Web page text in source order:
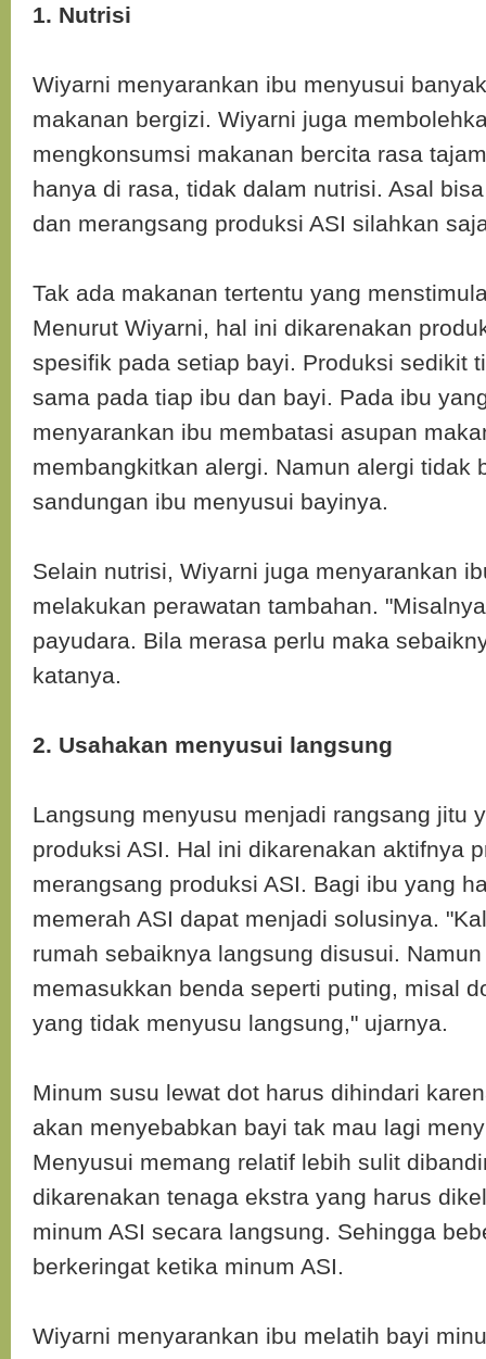
1. Nutrisi
Wiyarni menyarankan ibu menyusui
makanan bergizi. Wiyarni juga
mengkonsumsi makanan bercita rasa
hanya di rasa, tidak dalam nutrisi. Asal
dan merangsang produksi ASI silahkan
Tak ada makanan tertentu yang
Menurut Wiyarni, hal ini dikarenakan
spesifik pada setiap bayi. Produksi sedikit
sama pada tiap ibu dan bayi. Pada ibu
menyarankan ibu membatasi asupan
membangkitkan alergi. Namun alergi tidak
sandungan ibu menyusui bayinya.
Selain nutrisi, Wiyarni juga menyarankan
melakukan perawatan tambahan.
payudara. Bila merasa perlu maka
katanya.
2. Usahakan menyusui langsung
Langsung menyusu menjadi rangsang jitu
produksi ASI. Hal ini dikarenakan aktifnya
merangsang produksi ASI. Bagi ibu yang
memerah ASI dapat menjadi solusinya.
rumah sebaiknya langsung disusui.
memasukkan benda seperti puting, misal
yang tidak menyusu langsung," ujarnya.
Minum susu lewat dot harus dihindari
akan menyebabkan bayi tak mau lagi
Menyusui memang relatif lebih sulit
dikarenakan tenaga ekstra yang harus
minum ASI secara langsung. Sehingga
berkeringat ketika minum ASI.
Wiyarni menyarankan ibu melatih bayi